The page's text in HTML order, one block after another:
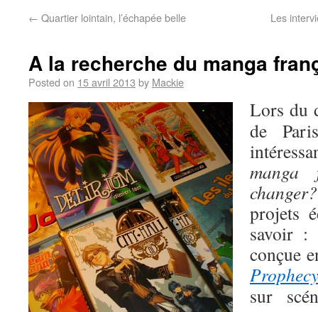
← Quartier lointain, l’échapée belle Les
A la recherche du manga
Posted on 15 avril 2013 by Mackie
Lors du
de
manga
changer?
projets
savoir :
conçue
Prophecy
sur